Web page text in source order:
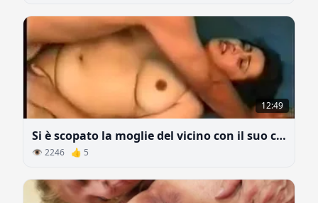
12:49
Si è scopato la moglie del vicino con il suo culo grasso e le sue tette succose
👁 2246 👍 5